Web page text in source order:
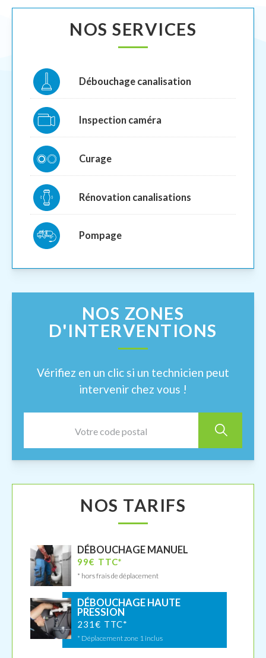
NOS SERVICES
Débouchage canalisation
Inspection caméra
Curage
Rénovation canalisations
Pompage
NOS ZONES
D'INTERVENTIONS
Vérifiez en un clic si un technicien peut
intervenir chez vous !
NOS TARIFS
DÉBOUCHAGE MANUEL
99€ TTC*
* hors frais de déplacement
DÉBOUCHAGE HAUTE
PRESSION
231€ TTC*
* Déplacement zone 1 inclus